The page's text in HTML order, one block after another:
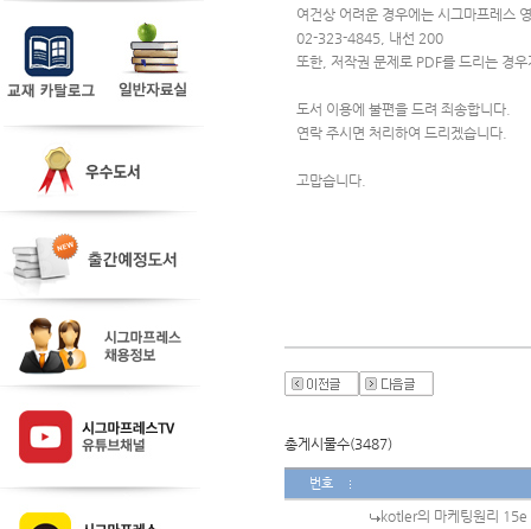
여건상 어려운 경우에는 시그마프레스
02-323-4845, 내선 200
또한, 저작권 문제로 PDF를 드리는 경
도서 이용에 불편을 드려 죄송합니다.
연락 주시면 처리하여 드리겠습니다.
고맙습니다.
총게시물수(3487)
번호
kotler의 마케팅원리 15e